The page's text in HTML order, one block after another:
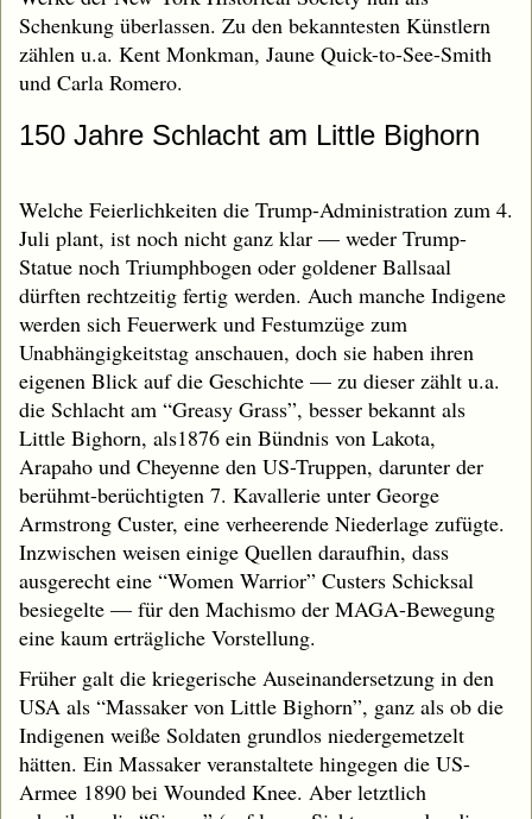
Schenkung überlassen. Zu den bekanntesten Künstlern
zählen u.a. Kent Monkman, Jaune Quick-to-See-Smith
und Carla Romero.
150 Jahre Schlacht am Little Bighorn
Welche Feierlichkeiten die Trump-Administration zum 4.
Juli plant, ist noch nicht ganz klar — weder Trump-
Statue noch Triumphbogen oder goldener Ballsaal
dürften rechtzeitig fertig werden. Auch manche Indigene
werden sich Feuerwerk und Festumzüge zum
Unabhängigkeitstag anschauen, doch sie haben ihren
eigenen Blick auf die Geschichte — zu dieser zählt u.a.
die Schlacht am “Greasy Grass”, besser bekannt als
Little Bighorn, als1876 ein Bündnis von Lakota,
Arapaho und Cheyenne den US-Truppen, darunter der
berühmt-berüchtigten 7. Kavallerie unter George
Armstrong Custer, eine verheerende Niederlage zufügte.
Inzwischen weisen einige Quellen daraufhin, dass
ausgerecht eine “Women Warrior” Custers Schicksal
besiegelte — für den Machismo der MAGA-Bewegung
eine kaum erträgliche Vorstellung.
Früher galt die kriegerische Auseinandersetzung in den
USA als “Massaker von Little Bighorn”, ganz als ob die
Indigenen weiße Soldaten grundlos niedergemetzelt
hätten. Ein Massaker veranstaltete hingegen die US-
Armee 1890 bei Wounded Knee. Aber letztlich